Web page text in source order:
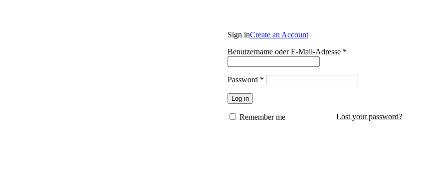
Sign inCreate an Account
Benutzername oder E-Mail-Adresse *
Password *
Log in
Lost your password?
Remember me